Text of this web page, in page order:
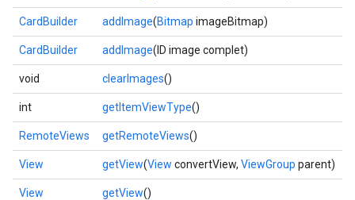
CardBuilder addImage(Bitmap imageBitmap)
CardBuilder addImage(ID image complet)
void clearImages()
int getItemViewType()
RemoteViews getRemoteViews()
View getView(View convertView, ViewGroup parent)
View getView()